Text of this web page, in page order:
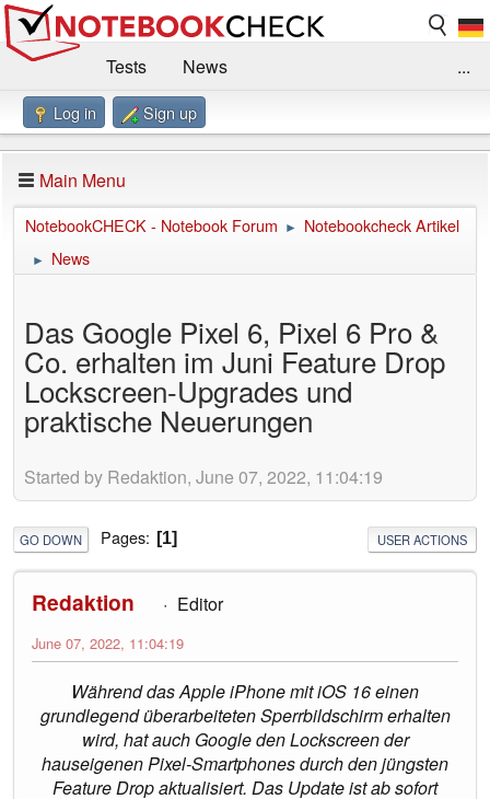
Tests
News
Benchmarks / Technik
Forum
Impressum
...
Log in Sign up
Main Menu
NotebookCHECK - Notebook Forum ► Notebookcheck Artikel
► News
Das Google Pixel 6, Pixel 6 Pro &
Co. erhalten im Juni Feature Drop
Lockscreen-Upgrades und
praktische Neuerungen
Started by Redaktion, June 07, 2022, 11:04:19
GO DOWN Pages 1 USER ACTIONS
Redaktion Editor
June 07, 2022, 11:04:19
Während das Apple iPhone mit iOS 16 einen
grundlegend überarbeiteten Sperrbildschirm erhalten
wird, hat auch Google den Lockscreen der
hauseigenen Pixel-Smartphones durch den jüngsten
Feature Drop aktualisiert. Das Update ist ab sofort